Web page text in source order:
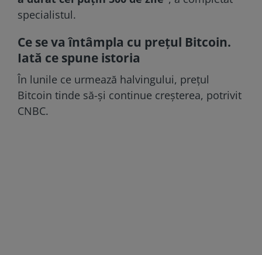
specialistul.
Ce se va întâmpla cu prețul Bitcoin.
Iată ce spune istoria
În lunile ce urmează halvingului, preţul
Bitcoin tinde să-şi continue creşterea, potrivit
CNBC.